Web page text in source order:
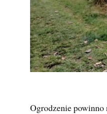
Ogrodzenie powinno